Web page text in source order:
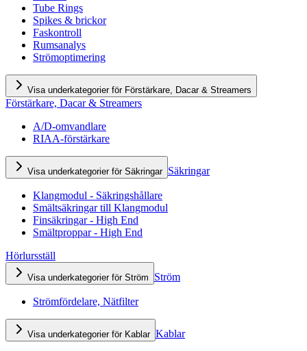
Tube Rings
Spikes & brickor
Faskontroll
Rumsanalys
Strömoptimering
Visa underkategorier för Förstärkare, Dacar & Streamers
Förstärkare, Dacar & Streamers
A/D-omvandlare
RIAA-förstärkare
Visa underkategorier för Säkringar Säkringar
Klangmodul - Säkringshållare
Smältsäkringar till Klangmodul
Finsäkringar - High End
Smältproppar - High End
Hörlursställ
Visa underkategorier för Ström Ström
Strömfördelare, Nätfilter
Visa underkategorier för Kablar Kablar